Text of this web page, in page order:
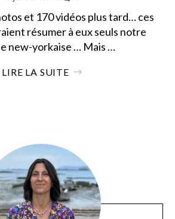
et 170 vidéos plus tard… ces
résumer à eux seuls notre
new-yorkaise … Mais …
LIRE LA SUITE